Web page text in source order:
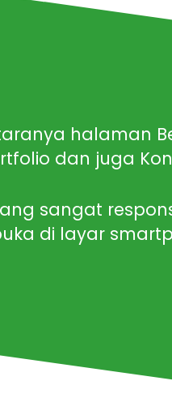
halaman
dan juga
sangat
di layar